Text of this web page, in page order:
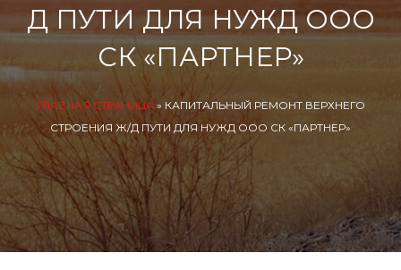
Д ПУТИ ДЛЯ НУЖД ООО
СК «ПАРТНЕР»
ГЛАВНАЯ СТРАНИЦА» КАПИТАЛЬНЫЙ РЕМОНТ ВЕРХНЕГО
СТРОЕНИЯ Ж/Д ПУТИ ДЛЯ НУЖД ООО СК «ПАРТНЕР»